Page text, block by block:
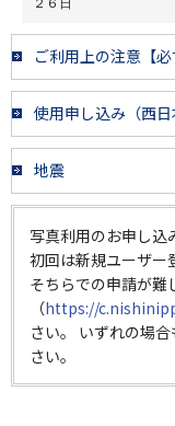
２６日
ご利用上の注意【必
使用申し込み（西日
地震
写真利用のお申し込
初回は新規ユーザー
そちらでの申請が難
（https://
さい。 いずれの場
さい。